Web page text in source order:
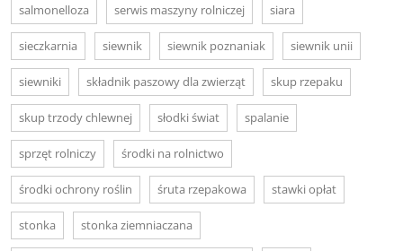
salmonelloza serwis maszyny rolniczej siara
sieczkarnia siewnik siewnik poznaniak siewnik unii
siewniki składnik paszowy dla zwierząt skup rzepaku
skup trzody chlewnej słodki świat spalanie
sprzęt rolniczy środki na rolnictwo
środki ochrony roślin śruta rzepakowa stawki opłat
stonka stonka ziemniaczana